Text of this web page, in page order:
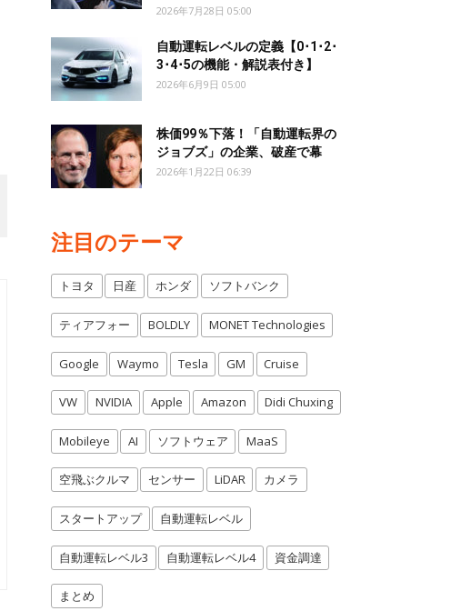
2026年7月28日 05:00
自動運転レベルの定義【0･1･2･
3･4･5の機能・解説表付き】
2026年6月9日 05:00
株価99％下落！「自動運転界の
ジョブズ」の企業、破産で幕
2026年1月22日 06:39
注目のテーマ
トヨタ 日産 ホンダ ソフトバンク
ティアフォー BOLDLY MONET Technologies
Google Waymo Tesla GM Cruise
VW NVIDIA Apple Amazon Didi Chuxing
Mobileye AI ソフトウェア MaaS
空飛ぶクルマ センサー LiDAR カメラ
スタートアップ 自動運転レベル
自動運転レベル3 自動運転レベル4 資金調達
まとめ